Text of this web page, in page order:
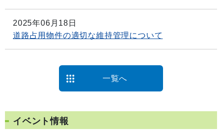
2025年06月18日
道路占用物件の適切な維持管理について
一覧へ
イベント情報